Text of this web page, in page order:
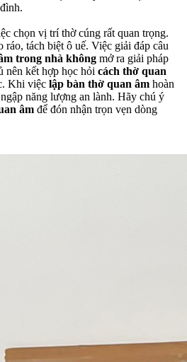
chọn vị trí thờ cúng rất quan trọng.
ráo, tách biệt ô uế. Việc giải đáp câu
trong nhà không mở ra giải pháp
nên kết hợp học hỏi cách thờ quan
Khi việc lập bàn thờ quan âm hoàn
năng lượng an lành. Hãy chú ý
âm để đón nhận trọn vẹn dòng